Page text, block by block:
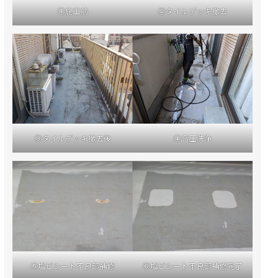
①施工前 ②タイルデッキ撤去
③タイルデッキ撤去後 ④高圧洗浄
⑤塩ビシート不良部補修 ⑥塩ビシート不良部補修完了